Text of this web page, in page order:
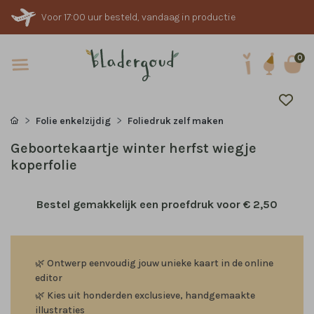
Voor 17:00 uur besteld, vandaag in productie
0
Folie enkelzijdig Foliedruk zelf maken
Geboortekaartje winter herfst wiegje
koperfolie
Bestel gemakkelijk een proefdruk voor € 2,50
🌿 Ontwerp eenvoudig jouw unieke kaart in de online
editor
🌿 Kies uit honderden exclusieve, handgemaakte
illustraties